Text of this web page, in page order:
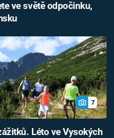
ve světě odpočinku,
7
Léto ve Vysokých